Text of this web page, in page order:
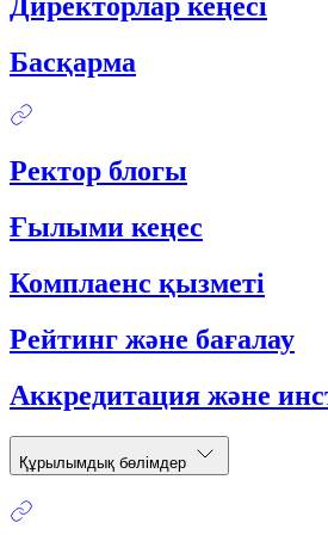
Директорлар кеңесі
Басқарма
Ректор блогы
Ғылыми кеңес
Комплаенс қызметі
Рейтинг және бағалау
Аккредитация және
Құрылымдық бөлімдер